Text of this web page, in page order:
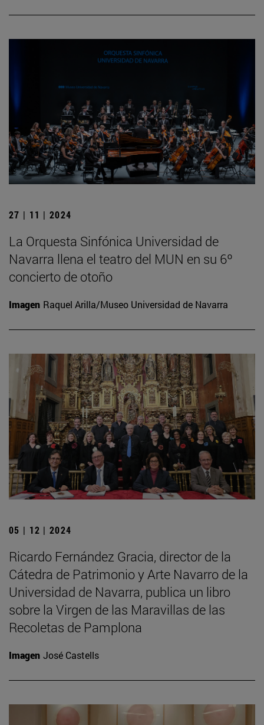
27 | 11 | 2024
La Orquesta Sinfónica Universidad de
Navarra llena el teatro del MUN en su 6º
concierto de otoño
Imagen Raquel Arilla/Museo Universidad de Navarra
05 | 12 | 2024
Ricardo Fernández Gracia, director de la
Cátedra de Patrimonio y Arte Navarro de la
Universidad de Navarra, publica un libro
sobre la Virgen de las Maravillas de las
Recoletas de Pamplona
Imagen José Castells